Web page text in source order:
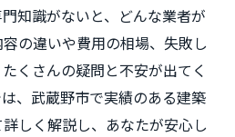
知識がないと、どんな業者が
の違いや費用の相場、失敗し
くさんの疑問と不安が出てく
、武蔵野市で実績のある建築
しく解説し、あなたが安心し